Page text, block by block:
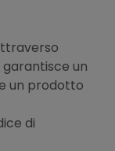
un
un prodotto
di